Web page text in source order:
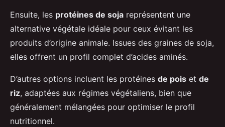
Ensuite, les protéines de soja représentent une
alternative végétale idéale pour ceux évitant les
produits d’origine animale. Issues des graines de soja,
elles offrent un profil complet d’acides aminés.
D’autres options incluent les protéines de pois et de
riz, adaptées aux régimes végétaliens, bien que
généralement mélangées pour optimiser le profil
nutritionnel.